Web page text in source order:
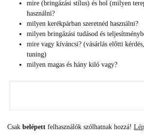
mire (bringázási stílus) és hol (milyen
használni?
milyen kerékpárban szeretnéd használni?
milyen bringázási tudásod és
mire vagy kíváncsi? (vásárlás előtti
tuning)
milyen magas és hány kiló vagy?
Csak belépett felhasználók szólhatnak hozzá!